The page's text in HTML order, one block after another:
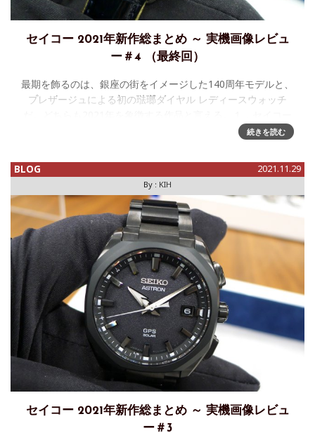
セイコー 2021年新作総まとめ ～ 実機画像レビュ
ー＃4 （最終回）
最期を飾るのは、銀座の街をイメージした140周年モデルと、
プレザージュによる初の琺瑯ダイヤル レディースウォッチ
創業140周年念限定モデルブランド横断的に、同じデザインコ
続きを読む
BLOG 2021.11.29
By : KIH
セイコー 2021年新作総まとめ ～ 実機画像レビュ
ー＃3